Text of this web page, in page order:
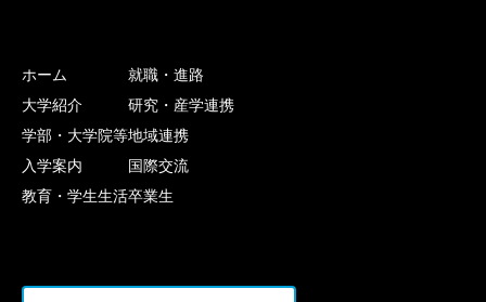
ホーム
大学紹介
学部・大学院等
入学案内
教育・学生生活
就職・進路
研究・産学連携
地域連携
国際交流
卒業生